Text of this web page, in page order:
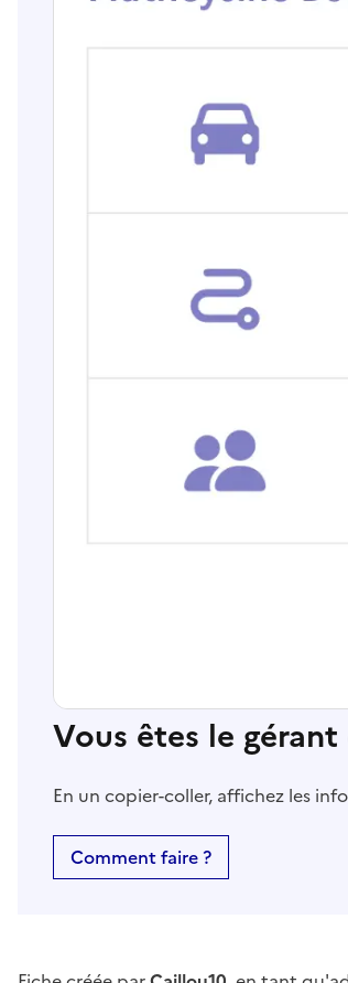
Vous êtes le
En un copier-coller, affichez les
Comment faire ?